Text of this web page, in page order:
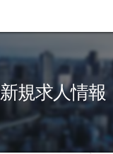
新規求人情報